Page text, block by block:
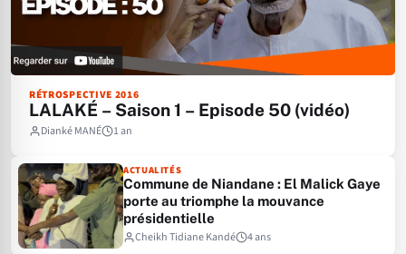
RÉTROSPECTIVE 2016
LALAKÉ – Saison 1 – Episode 50 (vidéo)
Dianké MANÉ 1 an
ACTUALITÉS
Commune de Niandane : El Malick Gaye
porte au triomphe la mouvance
présidentielle
Cheikh Tidiane Kandé
4 ans